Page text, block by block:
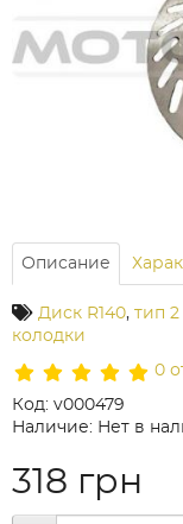
Описание
Диск R140, тип
колодки
0
Код: v000479
Наличие: Нет в
318 грн